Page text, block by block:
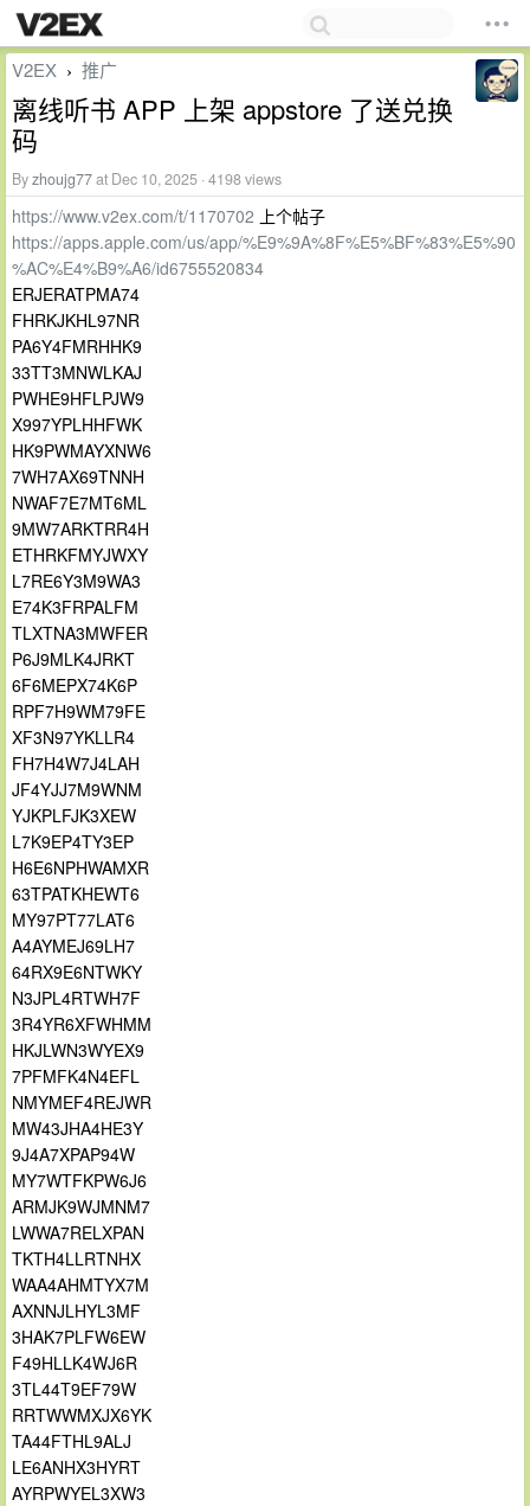
V2EX › 推广
离线听书 APP 上架 appstore 了送兑换
码
Byzhoujg77at Dec 10, 2025 · 4198 views
https://www.v2ex.com/t/1170702 上个帖子
https://apps.apple.com/us/app/%E9%9A%8F%E5%BF%83%E5%90
%AC%E4%B9%A6/id6755520834
ERJERATPMA74
FHRKJKHL97NR
PA6Y4FMRHHK9
33TT3MNWLKAJ
PWHE9HFLPJW9
X997YPLHHFWK
HK9PWMAYXNW6
7WH7AX69TNNH
NWAF7E7MT6ML
9MW7ARKTRR4H
ETHRKFMYJWXY
L7RE6Y3M9WA3
E74K3FRPALFM
TLXTNA3MWFER
P6J9MLK4JRKT
6F6MEPX74K6P
RPF7H9WM79FE
XF3N97YKLLR4
FH7H4W7J4LAH
JF4YJJ7M9WNM
YJKPLFJK3XEW
L7K9EP4TY3EP
H6E6NPHWAMXR
63TPATKHEWT6
MY97PT77LAT6
A4AYMEJ69LH7
64RX9E6NTWKY
N3JPL4RTWH7F
3R4YR6XFWHMM
HKJLWN3WYEX9
7PFMFK4N4EFL
NMYMEF4REJWR
MW43JHA4HE3Y
9J4A7XPAP94W
MY7WTFKPW6J6
ARMJK9WJMNM7
LWWA7RELXPAN
TKTH4LLRTNHX
WAA4AHMTYX7M
AXNNJLHYL3MF
3HAK7PLFW6EW
F49HLLK4WJ6R
3TL44T9EF79W
RRTWWMXJX6YK
TA44FTHL9ALJ
LE6ANHX3HYRT
AYRPWYEL3XW3